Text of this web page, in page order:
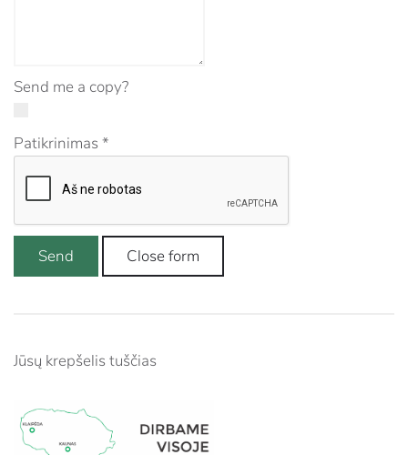
Send me a copy?
Patikrinimas*
Send Close form
Jūsų krepšelis tuščias